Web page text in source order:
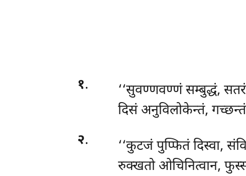
१. ‘‘सुवण्णवण्णंसम्बुद्धं,
दिसं अनुविलोकेन्तं,
२.
‘‘कुटजं पुप्फितं दिस्वा,
रुक्खतो ओचिनित्वान,